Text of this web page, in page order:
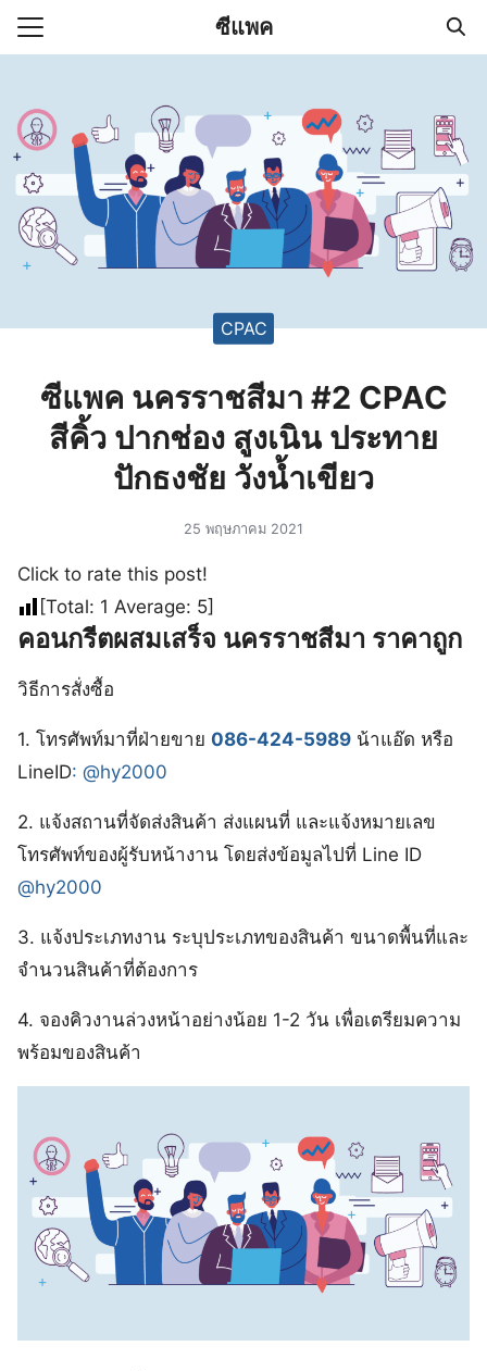
Skip
ซีแพค
CPAC
ซีแพค นครราชสีมา #2 CPAC
สีคิ้ว ปากช่อง สูงเนิน ประทาย
ปักธงชัย วังน้ำเขียว
25 พฤษภาคม 2021
Click to rate this post!
[Total: 1 Average: 5]
คอนกรีตผสมเสร็จ นครราชสีมา ราคาถูก
วิธีการสั่งซื้อ
1. โทรศัพท์มาที่ฝ่ายขาย 086-424-5989 น้าแอ๊ด หรือ
LineID: @hy2000
2. แจ้งสถานที่จัดส่งสินค้า ส่งแผนที่ และแจ้งหมายเลข
โทรศัพท์ของผู้รับหน้างาน โดยส่งข้อมูลไปที่ Line ID
@hy2000
3. แจ้งประเภทงาน ระบุประเภทของสินค้า ขนาดพื้นที่และ
จำนวนสินค้าที่ต้องการ
4. จองคิวงานล่วงหน้าอย่างน้อย 1-2 วัน เพื่อเตรียมความ
พร้อมของสินค้า